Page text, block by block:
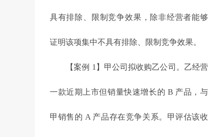
具有排除、限制竞争效果，除非经营者能够
证明该项集中不具有排除、限制竞争效果。
【案例 1】甲公司拟收购乙公司。乙经营
一款近期上市但销量快速增长的 B 产品，与
甲销售的 A 产品存在竞争关系。甲评估该收